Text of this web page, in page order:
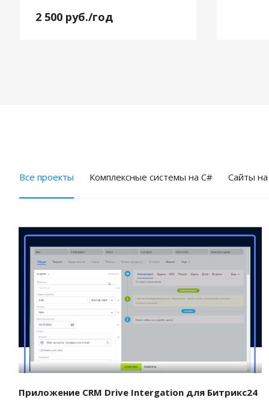
2 500 руб./год
Все проекты Комплексные системы на C# Cайты
Смотреть проект
Приложение CRM Drive Intergation для Битрикс24